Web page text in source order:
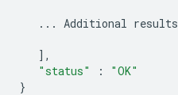
... Additional results
],
"status"
:
"OK"
}